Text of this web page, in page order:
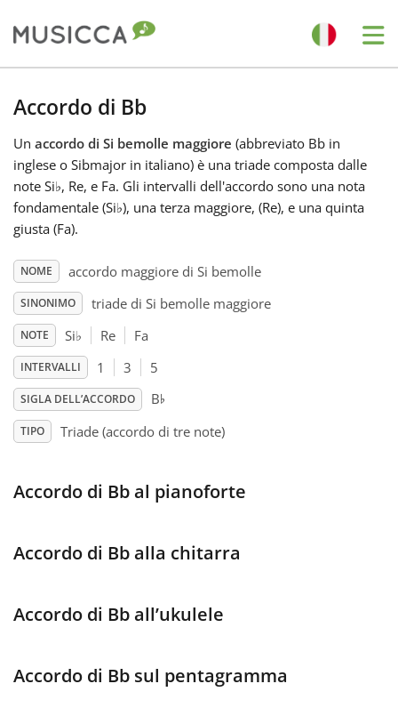
Български
Dansk
English
Español
Français
한국어
हिन्दी
Italiano
Accordo di Bb
Un accordo di Si bemolle maggiore (abbreviato Bb in
inglese o Sibmajor in italiano) è una triade composta dalle
note Si♭, Re, e Fa. Gli intervalli dell'accordo sono una nota
fondamentale (Si♭), una terza maggiore, (Re), e una quinta
giusta (Fa).
NOME accordo maggiore di Si bemolle
SINONIMO triade di Si bemolle maggiore
NOTE Si♭ Re Fa
INTERVALLI 1 3 5
SIGLA DELL’ACCORDO B♭
TIPO Triade (accordo di tre note)
Accordo di Bb al pianoforte
Accordo di Bb alla chitarra
Accordo di Bb all’ukulele
Accordo di Bb sul pentagramma